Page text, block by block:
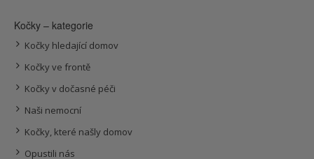
Kočky – kategorie
Kočky hledající domov
Kočky ve frontě
Kočky v dočasné péči
Naši nemocní
Kočky, které našly domov
Opustili nás